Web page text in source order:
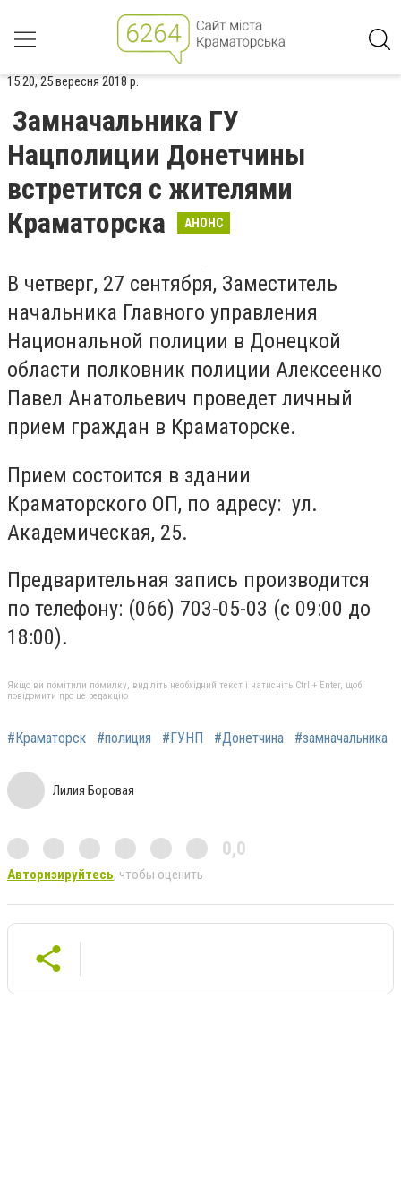
15:20, 25 вересня 2018 р.
Замначальника ГУ
Нацполиции Донетчины
встретится с жителями
Краматорска
АНОНС
В четверг, 27 сентября, Заместитель
начальника Главного управления
Национальной полиции в Донецкой
области полковник полиции Алексеенко
Павел Анатольевич проведет личный
прием граждан в Краматорске.
Прием состоится в здании
Краматорского ОП, по адресу: ул.
Академическая, 25.
Предварительная запись производится
по телефону: (066) 703-05-03 (с 09:00 до
18:00).
Якщо ви помітили помилку, виділіть необхідний текст і натисніть Ctrl + Enter, щоб
повідомити про це редакцію
#Краматорск #полиция #ГУНП #Донетчина #замначальника
Лилия Боровая
0,0
Авторизируйтесь, чтобы оценить